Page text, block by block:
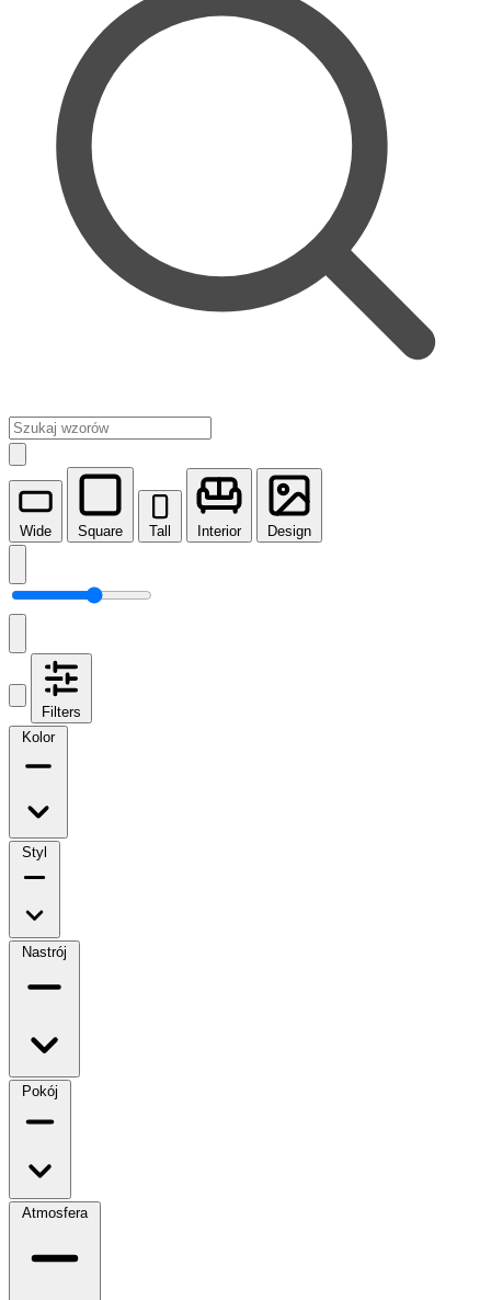
Wide Square Tall Interior Design
Filters
Kolor
Styl
Nastrój
Pokój
Atmosfera